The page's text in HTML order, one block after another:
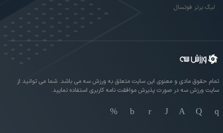
لیگ برتر فوتسال
تمام حقوق مادی و معنوی این سایت متعلق به ورزش سه می باشد. شما می توانید از
سایت ورزش سه در صورت پذیرش موافقت نامه کاربری استفاده نمایید.